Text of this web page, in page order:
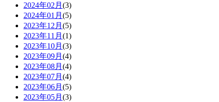
2024年02月 (3)
2024年01月 (5)
2023年12月 (5)
2023年11月 (1)
2023年10月 (3)
2023年09月 (4)
2023年08月 (4)
2023年07月 (4)
2023年06月 (5)
2023年05月 (3)